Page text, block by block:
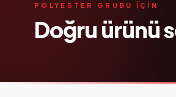
POLYESTER GRUBU IÇIN
Doğru ürünü